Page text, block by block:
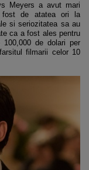
Meyers a avut mari
fost de atatea ori la
si seriozitatea sa au
ca a fost ales pentru
100,000 de dolari per
filmarii celor 10